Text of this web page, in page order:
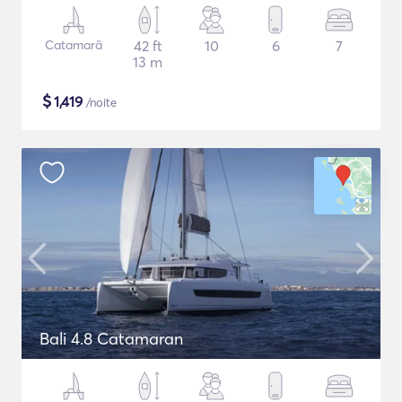
Catamarã
42 ft
13 m
10 6 7
$1,419 /noite
Bali 4.8 Catamaran